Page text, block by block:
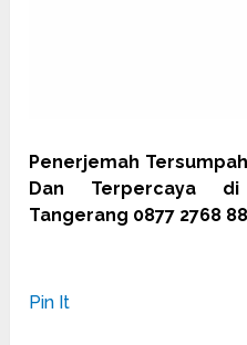
Penerjemah
Dan Terpercaya di
Tangerang 0877 2768
Pin It